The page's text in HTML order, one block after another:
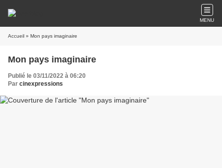
MENU
Accueil » Mon pays imaginaire
Mon pays imaginaire
Publié le 03/11/2022 à 06:20
Par cinexpressions